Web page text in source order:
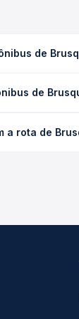
de
tráfego. Na
de
Na Quero
a rota de